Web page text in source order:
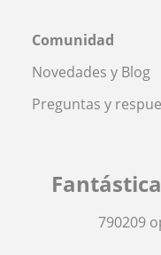
Comunidad
Novedades y Blog
Preguntas y
Fantástica
790209